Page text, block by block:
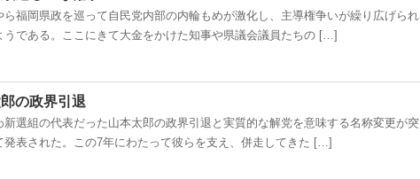
福岡県政を巡って自民党内部の内輪もめが激化し、主導権争いが繰り広げられ
うである。ここにきて大金をかけた知事や県議会議員たちの […]
の政界引退
選組の代表だった山本太郎の政界引退と実質的な解党を意味する名称変更が突
発表された。この7年にわたって彼らを支え、併走してきた […]